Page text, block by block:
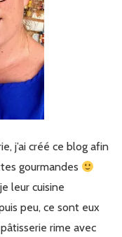
j’ai créé ce blog afin
gourmandes
leur cuisine
peu, ce sont eux
rime avec